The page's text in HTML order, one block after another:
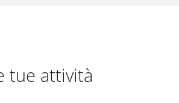
tue attività